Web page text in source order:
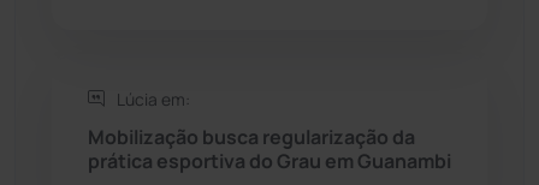
Lúcia em:
Mobilização busca regularização da
prática esportiva do Grau em Guanambi